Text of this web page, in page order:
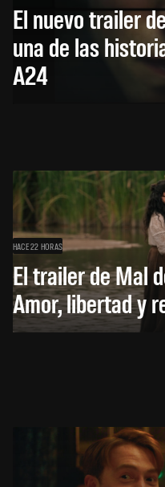
El nuevo trailer
una de las
A24
HACE 22 HORAS
El trailer de Mal
Amor, libertad y